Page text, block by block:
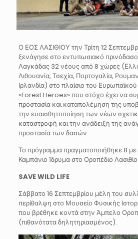
Ο ΕΟΣ ΛΑΣΙΘΙΟΥ την Τρίτη 12
ξενάγησε στο εντυπωσιακό
Λαγκάδας 32 νέους από 8 χώρες
Λιθουανία, Τσεχία, Πορτογαλία,
Ιρλανδία) στο πλαίσιο του
«Forest Heroes» που στόχο έχει να
προστασία και καταπολέμηση της
την ευαισθητοποίηση των νέων
καταστροφή και την ανάδειξη της
προστασία των δασών.
Το πρόγραμμα πραγματοποιήθηκε 8 με
Καμπάνιο Ίδρυμα στο Οροπέδιο
SAVE WILD LIFE
Σάββατο 16 Σεπτεμβρίου μέλη του
περίθαλψη στο Μουσείο Φυσικής
που βρέθηκε κοντά στην Άμπελο
(πιθανότατα δηλητηριασμένος).